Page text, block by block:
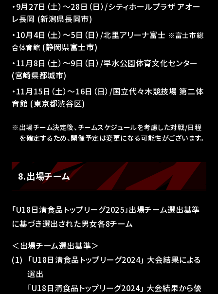
・9月27日（土）～28日（日）/シティホールプラザ アオー
レ長岡 (新潟県長岡市)
・10月4日（土）～5日（日）/北里アリーナ富士 ※富士市総
合体育館 (静岡県富士市)
・11月8日（土）～9日（日）/早水公園体育文化センター
(宮崎県都城市)
・11月15日（土）～16日（日）/国立代々木競技場 第二体
育館 (東京都渋谷区)
※出場チーム決定後、チームスケジュールを考慮した対戦/日程
を確定するため、開催予定は変更になる可能性がございます。
8.出場チーム
「U18日清食品トップリーグ2025」出場チーム選出基準
に基づき選出された男女各8チーム
＜出場チーム選出基準＞
｢U18日清食品トップリーグ2024｣ 大会結果による
選出
｢U18日清食品トップリーグ2024｣ 大会結果から優